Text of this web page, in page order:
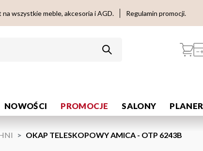
wszystkie meble, akcesoria i AGD. Regulamin promocji.
NOWOŚCI PROMOCJE SALONY
OKAP TELESKOPOWY AMICA - OTP 6243B